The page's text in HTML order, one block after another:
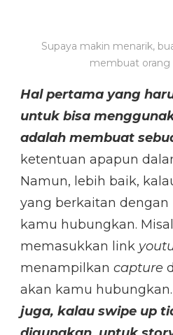
Supaya makin menarik,
membuat orang
Hal pertama yang
untuk bisa
adalah membuat
ketentuan apapun
Namun, lebih baik,
yang berkaitan
kamu hubungkan.
memasukkan link
menampilkan capture
akan kamu hubungkan.
juga, kalau swipe up